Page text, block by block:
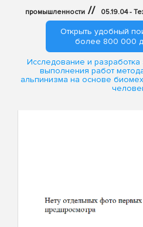
промышленности // 05.19.04 -
Открыть удобный
более 800 000
Исследование и
выполнения работ
альпинизма на основе